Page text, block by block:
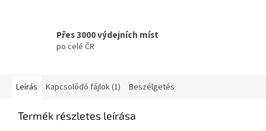
Přes 3000 výdejních míst
po celé ČR
Leírás Kapcsolódó fájlok (1) Beszélgetés
Termék részletes leírása